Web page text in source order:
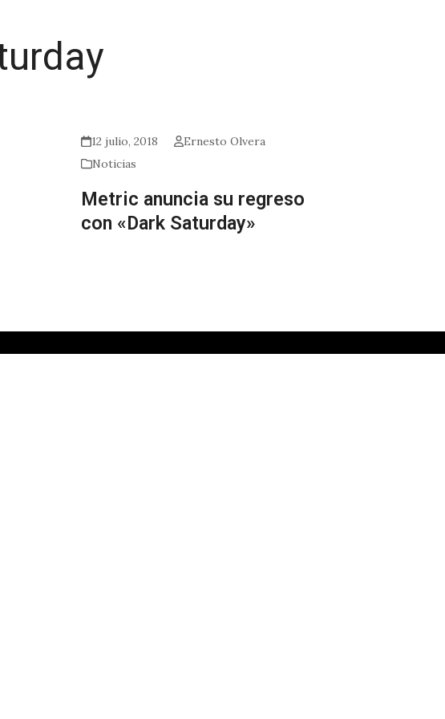
12 julio, 2018
Ernesto Olvera
Noticias
Metric anuncia su regreso
con «Dark Saturday»